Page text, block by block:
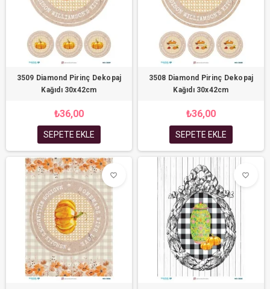
3509 Diamond Pirinç Dekopaj
Kağıdı 30x42cm
₺36,00
SEPETE EKLE
3508 Diamond Pirinç Dekopaj
Kağıdı 30x42cm
₺36,00
SEPETE EKLE
favorite_border favorite_border